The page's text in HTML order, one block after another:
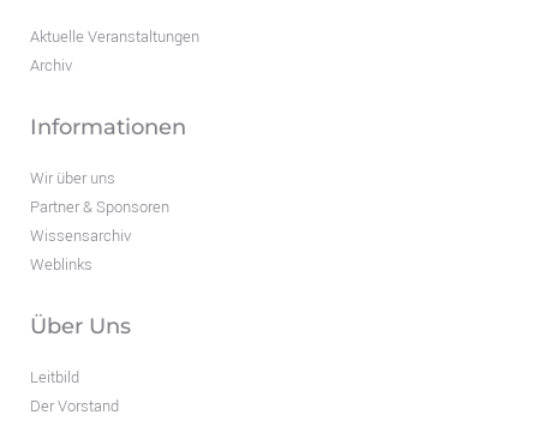
Aktuelle Veranstaltungen
Archiv
Informationen
Wir über uns
Partner & Sponsoren
Wissensarchiv
Weblinks
Über Uns
Leitbild
Der Vorstand